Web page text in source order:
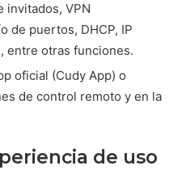
invitados, VPN
de puertos, DHCP, IP
entre otras funciones.
oficial (Cudy App) o
de control remoto y en la
de uso